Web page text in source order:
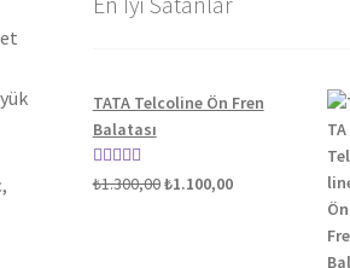
TATA Telcoline Ön Fren
Balatası
5 üzerinden
₺1.300,00Orijinal
₺1.100,00Şu